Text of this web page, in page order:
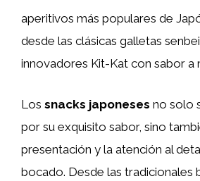
aperitivos más populares de
desde las clásicas galletas
innovadores Kit-Kat con sabor a
Los snacks japoneses no solo
por su exquisito sabor, sino
presentación y la atención al
bocado. Desde las tradicionales